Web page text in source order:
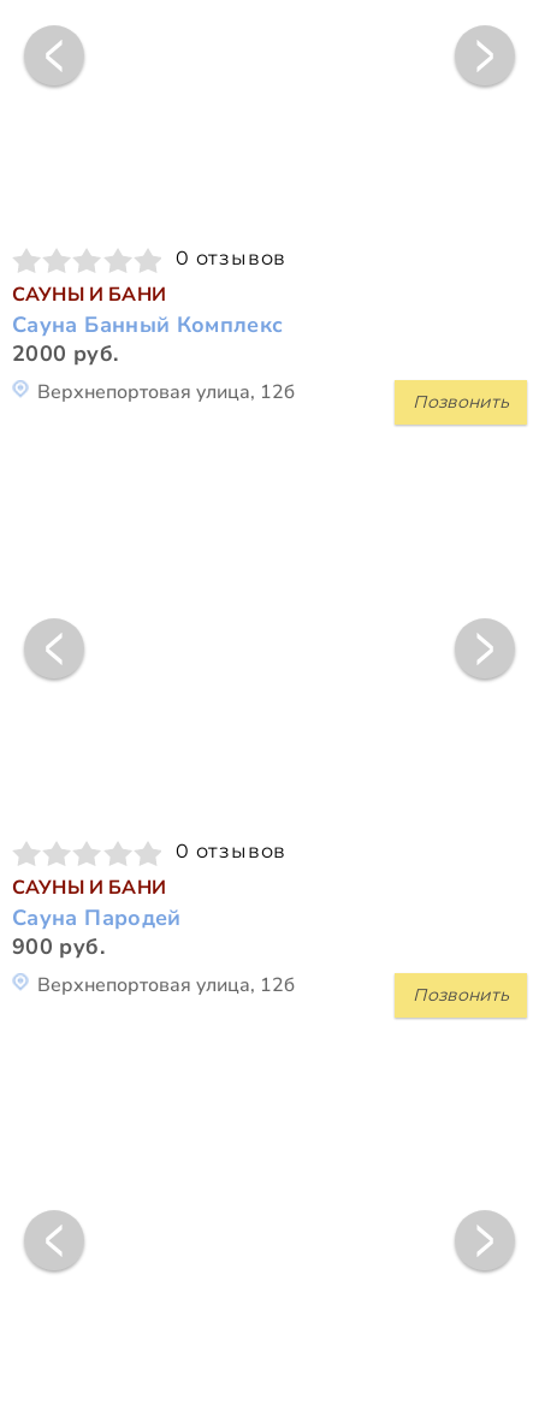
0 отзывов
САУНЫ И БАНИ
Сауна Банный Комплекс
2000 руб.
Позвонить
Верхнепортовая улица, 12б
0 отзывов
САУНЫ И БАНИ
Сауна Пародей
900 руб.
Позвонить
Верхнепортовая улица, 12б